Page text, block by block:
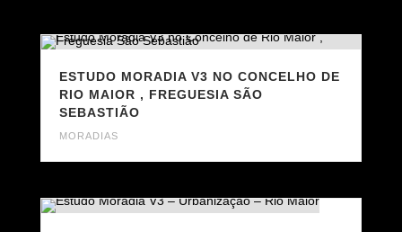
ESTUDO MORADIA V3 NO CONCELHO DE
RIO MAIOR , FREGUESIA SÃO
SEBASTIÃO
MORADIAS